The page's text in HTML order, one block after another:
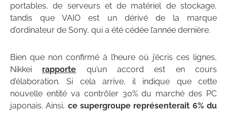
portables, de serveurs et de matériel de stockage,
tandis que VAIO est un dérivé de la marque
d’ordinateur de Sony, qui a été cédée l’année dernière.
Bien que non confirmé à l’heure où j’écris ces lignes,
Nikkei rapporte qu’un accord est en cours
d’élaboration. Si cela arrive, il indique que cette
nouvelle entité va contrôler 30% du marché des PC
japonais. Ainsi, ce supergroupe représenterait 6% du